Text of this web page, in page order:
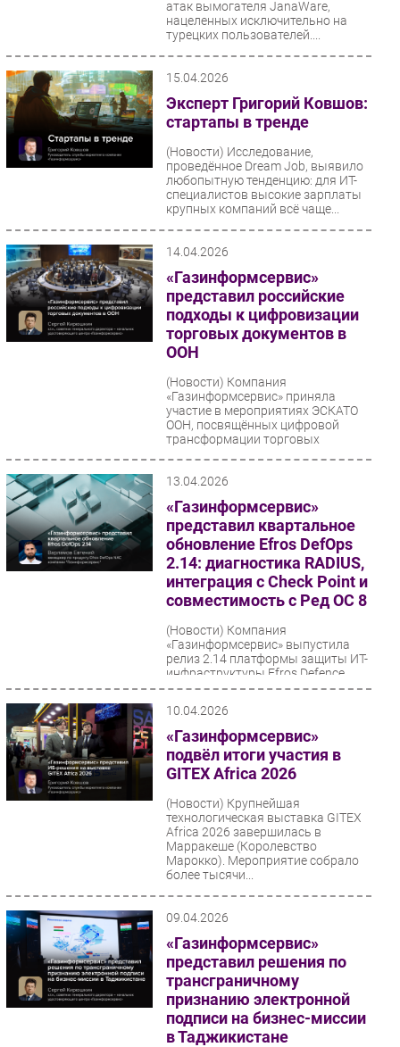
атак вымогателя JanaWare,
нацеленных исключительно на
турецких пользователей....
15.04.2026
Эксперт Григорий Ковшов:
стартапы в тренде
(Новости) Исследование,
проведённое Dream Job, выявило
любопытную тенденцию: для ИТ-
специалистов высокие зарплаты
крупных компаний всё чаще...
14.04.2026
«Газинформсервис»
представил российские
подходы к цифровизации
торговых документов в
ООН
(Новости) Компания
«Газинформсервис» приняла
участие в мероприятиях ЭСКАТО
ООН, посвящённых цифровой
трансформации торговых
13.04.2026
«Газинформсервис»
представил квартальное
обновление Efros DefOps
2.14: диагностика RADIUS,
интеграция с Check Point и
совместимость с Ред ОС 8
(Новости) Компания
«Газинформсервис» выпустила
релиз 2.14 платформы защиты ИТ-
инфраструктуры Efros Defence
Operations (Efros DefOps). В
10.04.2026
«Газинформсервис»
подвёл итоги участия в
GITEX Africa 2026
(Новости) Крупнейшая
технологическая выставка GITEX
Africa 2026 завершилась в
Марракеше (Королевство
Марокко). Мероприятие собрало
более тысячи...
09.04.2026
«Газинформсервис»
представил решения по
трансграничному
признанию электронной
подписи на бизнес-миссии
в Таджикистане